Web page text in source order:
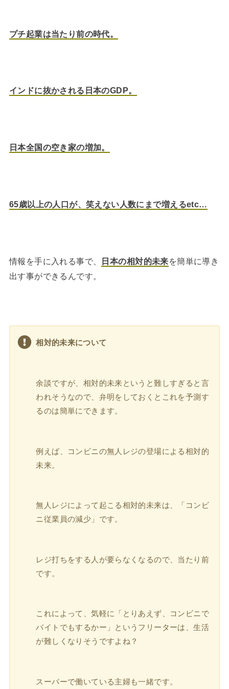
プチ起業は当たり前の時代。
インドに抜かされる日本のGDP。
日本全国の空き家の増加。
65歳以上の人口が、笑えない人数にまで増えるetc…
情報を手に入れる事で、 日本の相対的未来を簡単に導き
出す事ができるんです。
相対的未来について
余談ですが、相対的未来というと難しすぎると言
われそうなので、弁明をしておくとこれを予測す
るのは簡単にできます。
例えば、コンビニの無人レジの登場による相対的
未来。
無人レジによって起こる相対的未来は、「コンビ
ニ従業員の減少」です。
レジ打ちをする人が要らなくなるので、当たり前
です。
これによって、気軽に「とりあえず、コンビニで
バイトでもするかー」というフリーターは、生活
が難しくなりそうですよね？
スーパーで働いている主婦も一緒です。